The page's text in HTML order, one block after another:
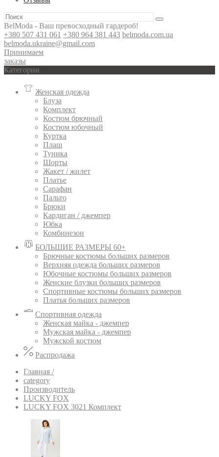
BelModa - Ваш превосходный гардероб!
+380 507 431 061 +380 964 381 443 belmoda.com.ua
belmoda.ukraine@gmail.com
Принимаем
заказы
Категории
Женская одежда
Блуза
Комплект
Костюм брючный
Костюм юбочный
Куртка
Плащ
Туника
Шорты
Жакет / жилет
Платье
Сарафан
Пальто
Брюки
Кардиган / джемпер
Юбка
Комбинезон
БОЛЬШИЕ РАЗМЕРЫ 60+
Брючные костюмы больших размеров
Верхняя одежда больших размеров
Юбочные костюмы больших размеров
Женские блузки больших размеров
Спортивные костюмы больших размеров
Платья больших размеров
Спортивная одежда
Женская майка - джемпер
Мужская майка - джемпер
Мужской костюм
Распродажа
Главная /
category
Производитель
LUCKY FOX
LUCKY FOX 3021 Комплект